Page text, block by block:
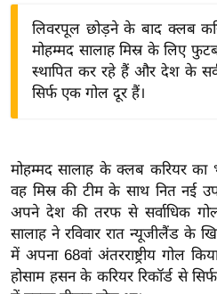
द्यो
वि
शे
ष
ज्ञ
रा
लिवरपूल छोड़ने के बाद क्लब
मोहम्मद सालाह मिस्र के लिए
स्थापित कर रहे हैं और देश के
सिर्फ एक गोल दूर हैं।
मोहम्मद सालाह के क्लब करियर
वह मिस्र की टीम के साथ नित नई
अपने देश की तरफ से सर्वाधिक
सालाह ने रविवार रात न्यूजीलैंड के
में अपना 68वां अंतरराष्ट्रीय गोल
होसाम हसन के करियर रिकॉर्ड से